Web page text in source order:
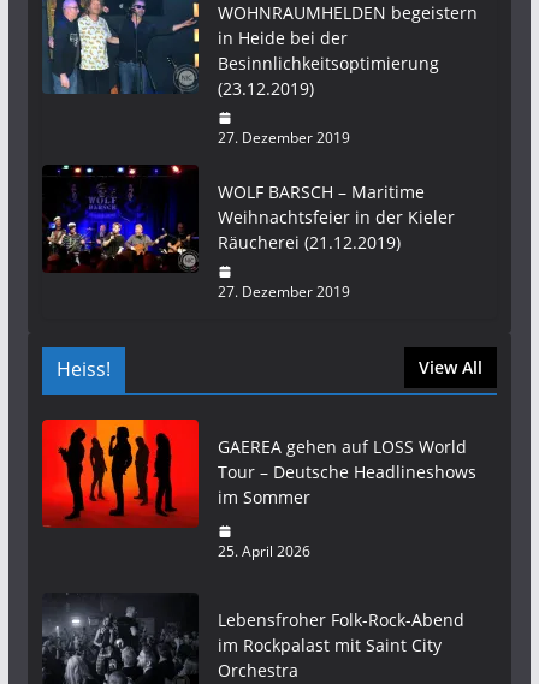
WOHNRAUMHELDEN begeistern
in Heide bei der
Besinnlichkeitsoptimierung
(23.12.2019)
27. Dezember 2019
WOLF BARSCH – Maritime
Weihnachtsfeier in der Kieler
Räucherei (21.12.2019)
27. Dezember 2019
Heiss! View All
GAEREA gehen auf LOSS World
Tour – Deutsche Headlineshows
im Sommer
25. April 2026
Lebensfroher Folk-Rock-Abend
im Rockpalast mit Saint City
Orchestra